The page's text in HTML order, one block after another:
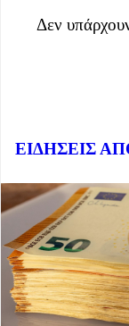
Δεν
ΕΙΔΗΣΕΙΣ